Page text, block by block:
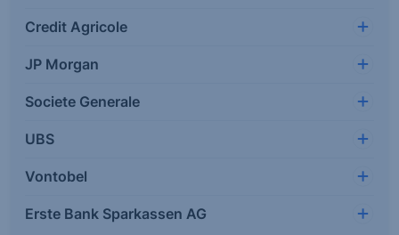
Credit Agricole
JP Morgan
Societe Generale
UBS
Vontobel
Erste Bank Sparkassen AG